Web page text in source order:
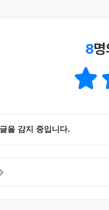
매 팁 | 수익을 부르는 확
매 팁 | 소송을 두려워할
지분 공유자와 매도해
매 팁 | e-그린우편을 통
8
을 감지 중입니다.